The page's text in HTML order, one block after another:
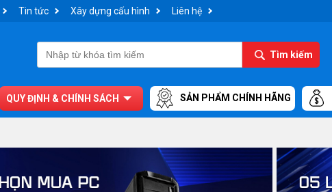
Tin tức Xây dựng cấu hình Liên hệ
Tìm kiếm
QUY ĐỊNH & CHÍNH SÁCH SẢN PHẨM CHÍNH HÃNG